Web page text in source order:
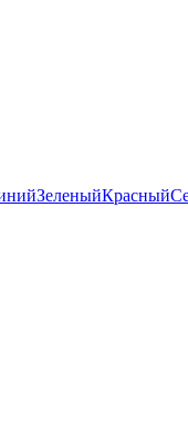
ЗеленыйКрасный